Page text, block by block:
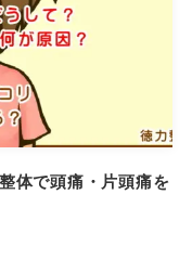
体で頭痛・片頭痛を